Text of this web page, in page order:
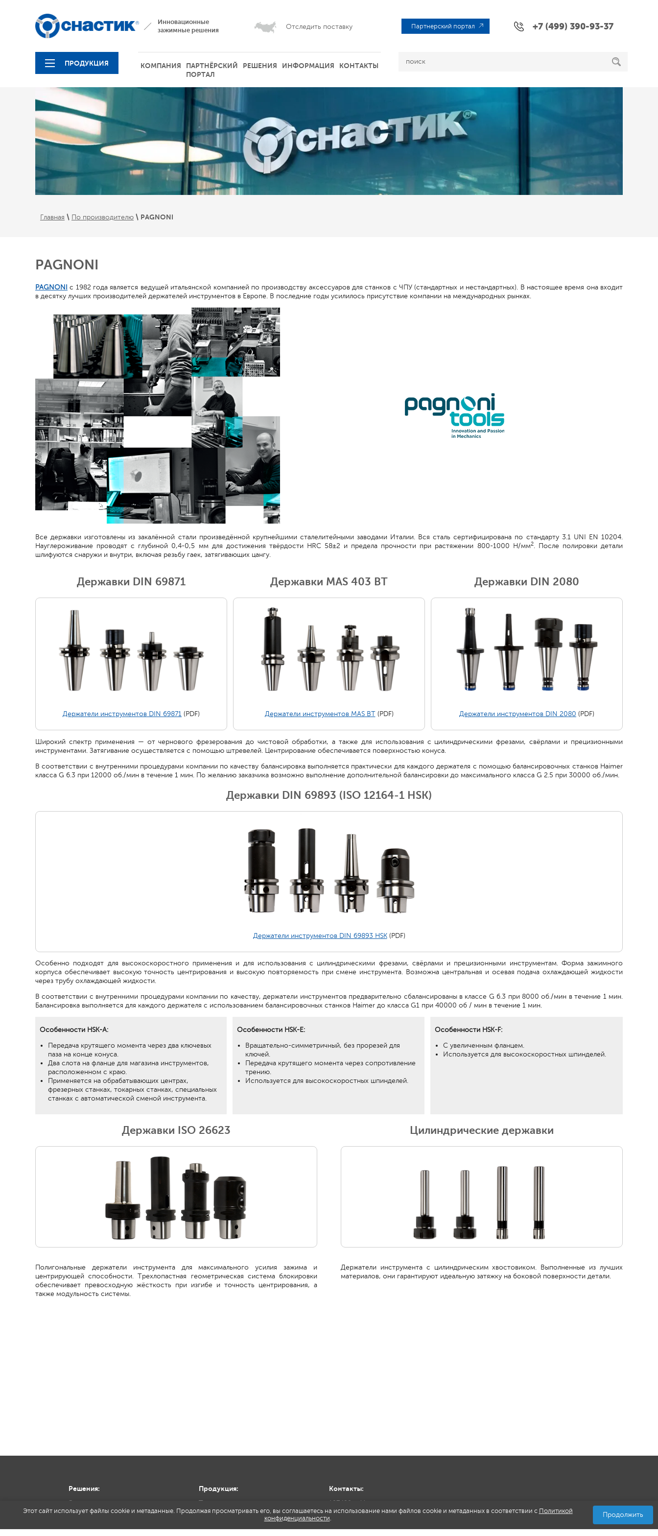
Этот сайт использует файлы cookie и метаданные. Продолжая просматривать его, вы соглашаетесь на использование нами файлов cookie и метаданных в соответствии с Политикой
конфиденциальности. Продолжить
Инновационные
зажимные решения
Отследить поставку Партнерский портал +7 (499) 390-93-37
ПРОДУКЦИЯ КОМПАНИЯ
ПАРТНЁРСКИЙ
ПОРТАЛ
РЕШЕНИЯ ИНФОРМАЦИЯ КОНТАКТЫ
Главная \ По производителю \ PAGNONI
PAGNONI
PAGNONI
с 1982 года является ведущей итальянской компанией по производству аксессуаров для станков с ЧПУ (стандартных и нестандартных). В настоящее время она входит
в десятку лучших производителей держателей инструментов в Европе. В последние годы усилилось присутствие компании на международных рынках.
Все державки изготовлены из закалённой стали произведённой крупнейшими сталелитейными заводами Италии. Вся сталь сертифицирована по стандарту 3.1 UNI EN 10204.
Науглероживание проводят с глубиной 0,4-0,5 мм для достижения твёрдости HRC 58±2 и предела прочности при растяжении 800-1000 Н/мм2. После полировки детали
шлифуются снаружи и внутри, включая резьбу гаек, затягивающих цангу.
Державки DIN 69871
Держатели инструментов DIN 69871 (PDF)
Державки MAS 403 BT
Держатели инструментов MAS BT(PDF)
Державки DIN 2080
Держатели инструментов DIN 2080 (PDF)
Широкий спектр применения — от чернового фрезерования до чистовой обработки, а также для использования с цилиндрическими фрезами, свёрлами и прецизионными
инструментами. Затягивание осуществляется с помощью штревелей. Центрирование обеспечивается поверхностью конуса.
В соответствии с внутренними процедурами компании по качеству балансировка выполняется практически для каждого держателя с помощью балансировочных станков Haimer
класса G 6.3 при 12000 об./мин в течение 1 мин. По желанию заказчика возможно выполнение дополнительной балансировки до максимального класса G 2.5 при 30000 об./мин.
Державки DIN 69893 (ISO 12164-1 HSK)
Держатели инструментов DIN 69893 HSK(PDF)
Особенно подходят для высокоскоростного применения и для использования с цилиндрическими фрезами, свёрлами и прецизионными инструментам. Форма зажимного
корпуса обеспечивает высокую точность центрирования и высокую повторяемость при смене инструмента. Возможна центральная и осевая подача охлаждающей жидкости
через трубу охлаждающей жидкости.
В соответствии с внутренними процедурами компании по качеству, держатели инструментов предварительно сбалансированы в классе G 6.3 при 8000 об./мин в течение 1 мин.
Балансировка выполняется для каждого держателя с использованием балансировочных станков Haimer до класса G1 при 40000 об / мин в течение 1 мин.
Особенности HSK-A:
Передача крутящего момента через два ключевых
паза на конце конуса.
Два слота на фланце для магазина инструментов,
расположенном с краю.
Применяется на обрабатывающих центрах,
фрезерных станках, токарных станках, специальных
станках с автоматической сменой инструмента.
Особенности HSK-E:
Вращательно-симметричный, без прорезей для
ключей.
Передача крутящего момента через сопротивление
трению.
Используется для высокоскоростных шпинделей.
Особенности HSK-F:
С увеличенным фланцем.
Используется для высокоскоростных шпинделей.
Державки ISO 26623
Полигональные держатели инструмента для максимального усилия зажима и
центрирующей способности. Трехлопастная геометрическая система блокировки
обеспечивает превосходную жёсткость при изгибе и точность центрирования, а
также модульность системы.
Цилиндрические державки
Держатели инструмента с цилиндрическим хвостовиком. Выполненные из лучших
материалов, они гарантируют идеальную затяжку на боковой поверхности детали.
Решения:
Энергетика
Железная дорога
Авиастроение и космос
Продукция:
Токарная оснастка
Фрезерная оснастка
Инструментальная оснастка
Контакты:
127422, г.Москва, ул.
Тимирязевская, д.1, стр.2